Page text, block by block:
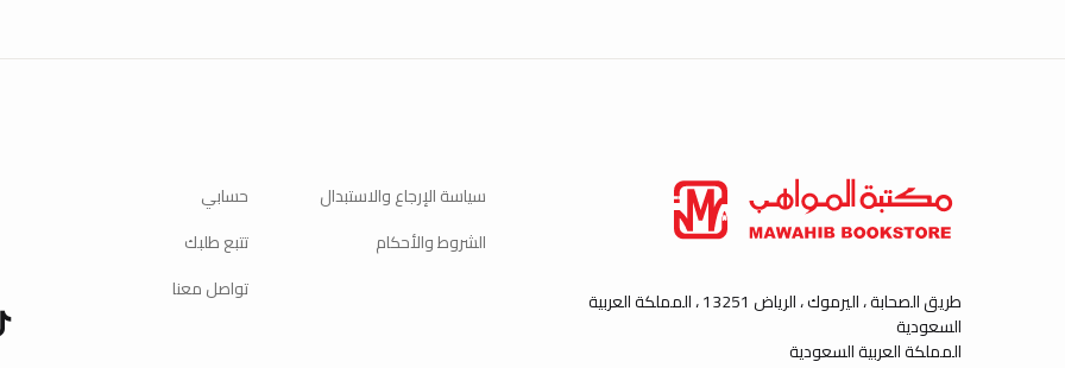
طريق الصحابة ، اليرموك ، الرياض 13251 ، المملكة العربية
السعودية
المملكة العربية السعودية
سياسة الإرجاع والاستبدال
الشروط والأحكام
حسابي
تتبع طلبك
تواصل معنا